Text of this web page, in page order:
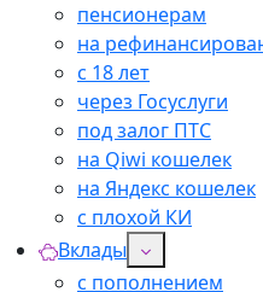
пенсионерам
на
с 18 лет
через Госуслуги
под залог ПТС
на Qiwi кошелек
на Яндекс кошелек
с плохой КИ
Вклады
с пополнением